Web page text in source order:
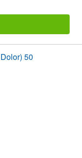
50